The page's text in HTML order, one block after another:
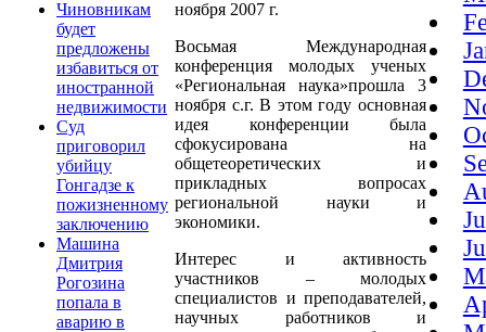
Чиновникам
будет
предложены
избавиться от
иностранной
недвижимости
Суд
приговорил
убийцу
Гонгадзе к
пожизненному
заключению
Машина
Дмитрия
Рогозина
попала в
аварию в
ноября 2007 г.
Восьмая Международная
конференция молодых ученых
«Региональная наука»прошла 3
ноября с.г. В этом году основная
идея конференции была
сфокусирована на
общетеоретических и
прикладных вопросах
региональной науки и
экономики.
Интерес и активность
участников – молодых
специалистов и преподавателей,
научных работников и